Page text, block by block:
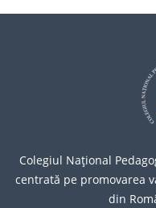
Colegiul Naţional
centrată pe promovarea
din